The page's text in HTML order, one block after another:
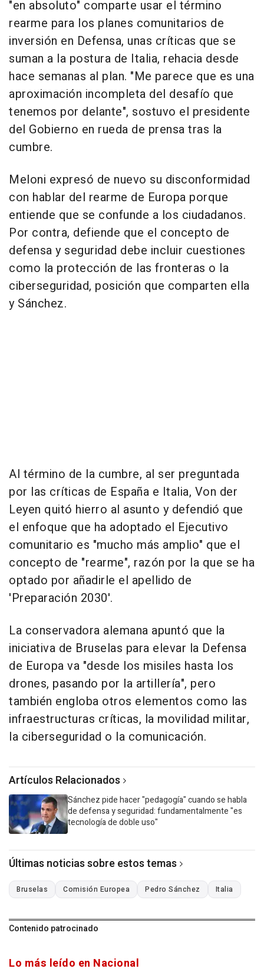
"en absoluto" comparte usar el término
rearme para los planes comunitarios de
inversión en Defensa, unas críticas que se
suman a la postura de Italia, rehacia desde
hace semanas al plan. "Me parece que es una
aproximación incompleta del desafío que
tenemos por delante", sostuvo el presidente
del Gobierno en rueda de prensa tras la
cumbre.
Meloni expresó de nuevo su disconformidad
con hablar del rearme de Europa porque
entiende que se confunde a los ciudadanos.
Por contra, defiende que el concepto de
defensa y seguridad debe incluir cuestiones
como la protección de las fronteras o la
ciberseguridad, posición que comparten ella
y Sánchez.
Al término de la cumbre, al ser preguntada
por las críticas de España e Italia, Von der
Leyen quitó hierro al asunto y defendió que
el enfoque que ha adoptado el Ejecutivo
comunitario es "mucho más amplio" que el
concepto de "rearme", razón por la que se ha
optado por añadirle el apellido de
'Preparación 2030'.
La conservadora alemana apuntó que la
iniciativa de Bruselas para elevar la Defensa
de Europa va "desde los misiles hasta los
drones, pasando por la artillería", pero
también engloba otros elementos como las
infraestructuras críticas, la movilidad militar,
la ciberseguridad o la comunicación.
Artículos Relacionados
Sánchez pide hacer "pedagogía" cuando se habla
de defensa y seguridad: fundamentalmente "es
tecnología de doble uso"
Últimas noticias sobre estos temas
Bruselas Comisión Europea Pedro Sánchez Italia
Contenido patrocinado
Lo más leído en Nacional